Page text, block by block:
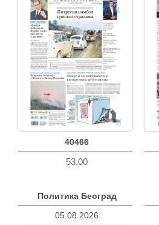
40466
53.00
Политика Београд
05.08.2026